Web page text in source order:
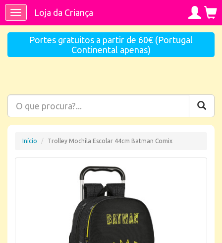
ToggleLoja da Criança
Portes gratuitos a partir de 60€ (Portugal
Continental apenas)
Início Trolley Mochila Escolar 44cm Batman Comix